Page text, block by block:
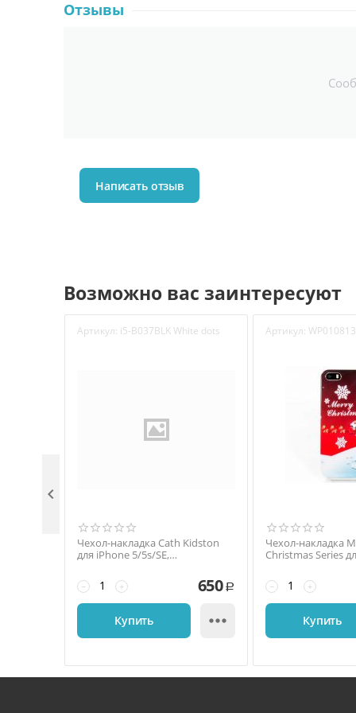
Отзывы
Написать отзыв
Возможно вас заинтересуют
Артикул: i5-B037BLK White dots
Чехол-накладка Cath Kidston
для iPhone 5/5s/SE,
красный+
− 650 Р
Купить 
Артикул:
Чехол-накладка
Christmas Series
красный 3723
+
−
Купить
